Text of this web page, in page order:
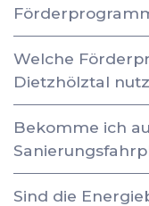
Welche
Dietzhölztal
Bekomme ich
Sind die